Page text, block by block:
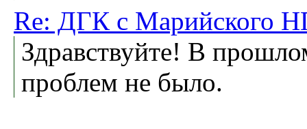
Re: ДГК с Марийского
Здравствуйте! В
проблем не было.